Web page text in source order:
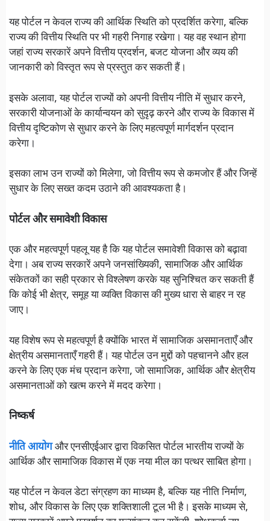
यह पोर्टल न केवल राज्य की आर्थिक स्थिति को प्रदर्शित करेगा, बल्कि
राज्य की वित्तीय स्थिति पर भी गहरी निगाह रखेगा। यह वह स्थान होगा
जहां राज्य सरकारें अपने वित्तीय प्रदर्शन, बजट योजना और व्यय की
जानकारी को विस्तृत रूप से प्रस्तुत कर सकती हैं।
इसके अलावा, यह पोर्टल राज्यों को अपनी वित्तीय नीति में सुधार करने,
सरकारी योजनाओं के कार्यान्वयन को सुदृढ़ करने और राज्य के विकास में
वित्तीय दृष्टिकोण से सुधार करने के लिए महत्वपूर्ण मार्गदर्शन प्रदान
करेगा।
इसका लाभ उन राज्यों को मिलेगा, जो वित्तीय रूप से कमजोर हैं और जिन्हें
सुधार के लिए सख्त कदम उठाने की आवश्यकता है।
पोर्टल और समावेशी विकास
एक और महत्वपूर्ण पहलू यह है कि यह पोर्टल समावेशी विकास को बढ़ावा
देगा। अब राज्य सरकारें अपने जनसांख्यिकी, सामाजिक और आर्थिक
संकेतकों का सही प्रकार से विश्लेषण करके यह सुनिश्चित कर सकती हैं
कि कोई भी क्षेत्र, समूह या व्यक्ति विकास की मुख्य धारा से बाहर न रह
जाए।
यह विशेष रूप से महत्वपूर्ण है क्योंकि भारत में सामाजिक असमानताएँ और
क्षेत्रीय असमानताएँ गहरी हैं। यह पोर्टल उन मुद्दों को पहचानने और हल
करने के लिए एक मंच प्रदान करेगा, जो सामाजिक, आर्थिक और क्षेत्रीय
असमानताओं को खत्म करने में मदद करेगा।
निष्कर्ष
नीति आयोगऔर एनसीएईआर द्वारा विकसित पोर्टल भारतीय राज्यों के
आर्थिक और सामाजिक विकास में एक नया मील का पत्थर साबित होगा।
यह पोर्टल न केवल डेटा संग्रहण का माध्यम है, बल्कि यह नीति निर्माण,
शोध, और विकास के लिए एक शक्तिशाली टूल भी है। इसके माध्यम से,